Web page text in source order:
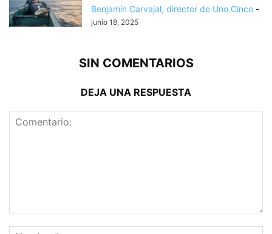
Benjamín Carvajal, director de Uno.Cinco -
junio 18, 2025
SIN COMENTARIOS
DEJA UNA RESPUESTA